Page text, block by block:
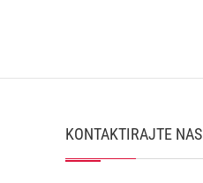
KONTAKTIRAJTE NAS